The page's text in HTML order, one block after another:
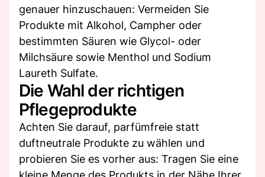
genauer hinzuschauen: Vermeiden Sie
Produkte mit Alkohol, Campher oder
bestimmten Säuren wie Glycol- oder
Milchsäure sowie Menthol und Sodium
Laureth Sulfate.
Die Wahl der richtigen
Pflegeprodukte
Achten Sie darauf, parfümfreie statt
duftneutrale Produkte zu wählen und
probieren Sie es vorher aus: Tragen Sie eine